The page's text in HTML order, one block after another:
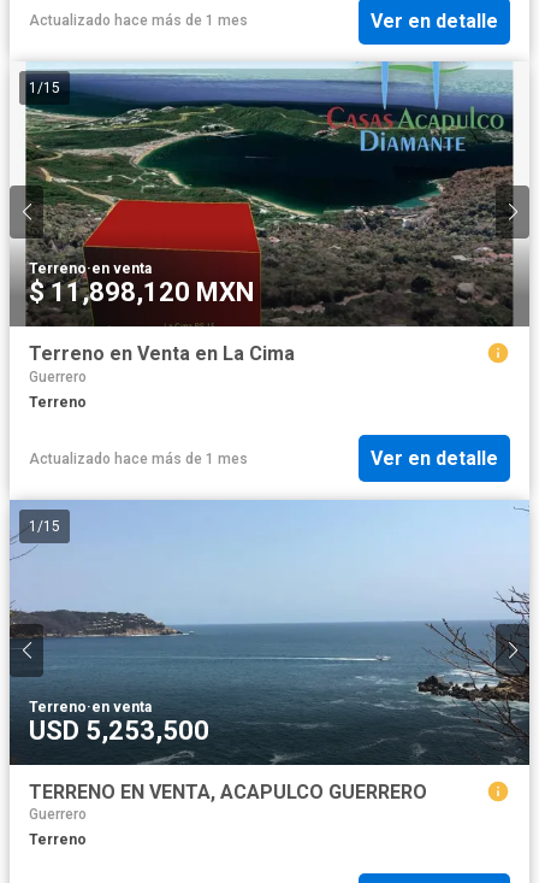
Actualizado hace más de 1 mes Ver en detalle
1 /15
Terreno·en venta
$ 11,898,120 MXN
Terreno en Venta en La Cima
Guerrero
Terreno
Actualizado hace más de 1 mes Ver en detalle
1 /15
Terreno·en venta
USD 5,253,500
TERRENO EN VENTA, ACAPULCO GUERRERO
Guerrero
Terreno